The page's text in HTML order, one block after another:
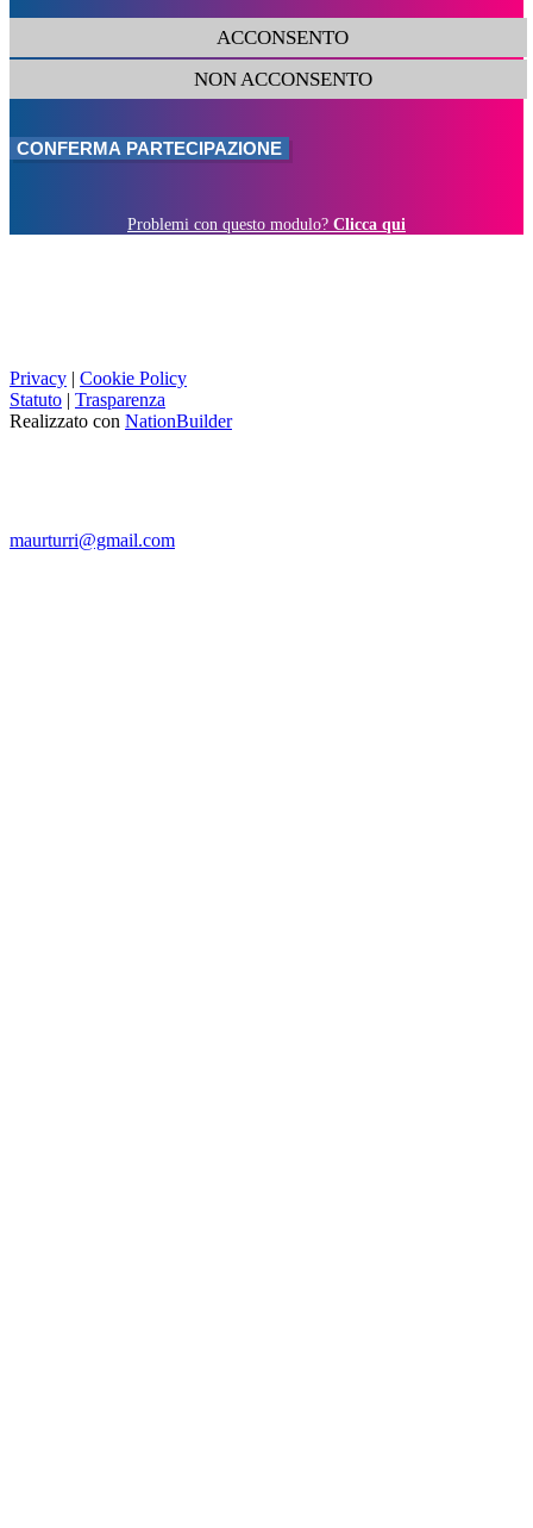
ACCONSENTO
NON ACCONSENTO
Problemi con questo modulo? Clicca qui
Privacy | Cookie Policy
Statuto | Trasparenza
Realizzato con NationBuilder
maurturri@gmail.com